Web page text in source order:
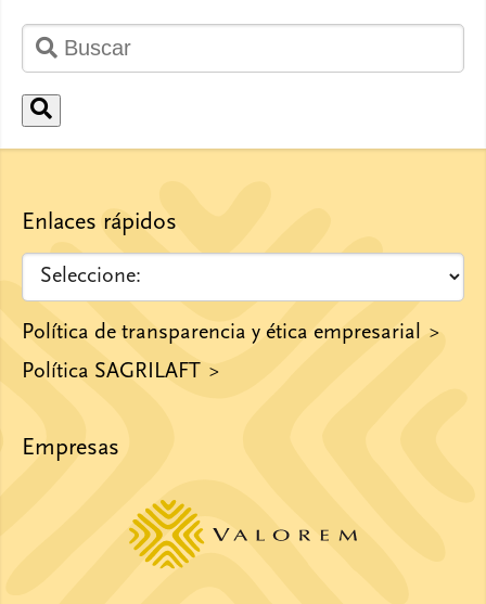
Enlaces rápidos
Política de transparencia y ética empresarial
Política SAGRILAFT
Empresas